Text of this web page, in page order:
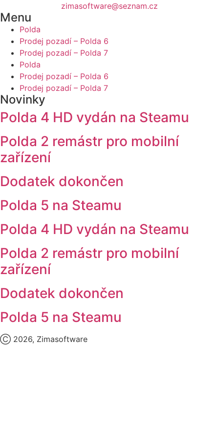
zimasoftware@seznam.cz
Menu
Polda
Prodej pozadí – Polda 6
Prodej pozadí – Polda 7
Polda
Prodej pozadí – Polda 6
Prodej pozadí – Polda 7
Novinky
Polda 4 HD vydán na Steamu
Polda 2 remástr pro mobilní
zařízení
Dodatek dokončen
Polda 5 na Steamu
Polda 4 HD vydán na Steamu
Polda 2 remástr pro mobilní
zařízení
Dodatek dokončen
Polda 5 na Steamu
Ⓒ 2026, Zimasoftware